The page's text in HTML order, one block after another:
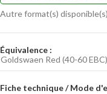
Autre format(s)
Équivalence :
Goldswaen Red (40-60
Fiche technique / Mode